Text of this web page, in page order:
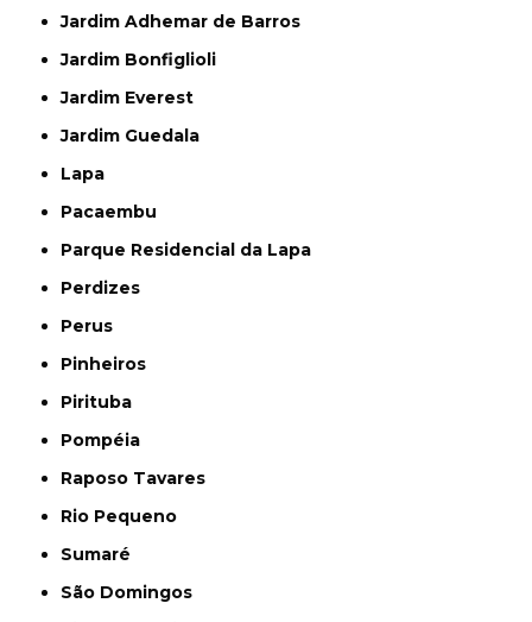
Jardim Adhemar de Barros
Jardim Bonfiglioli
Jardim Everest
Jardim Guedala
Lapa
Pacaembu
Parque Residencial da Lapa
Perdizes
Perus
Pinheiros
Pirituba
Pompéia
Raposo Tavares
Rio Pequeno
Sumaré
São Domingos